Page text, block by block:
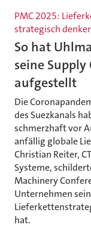
PMC 2025:
strategisch
So hat
seine
aufgestellt
Die
des Suezkanals
schmerzhaft vor
anfällig globale
Christian Reiter,
Systeme,
Machinery
Unternehmen
hat.